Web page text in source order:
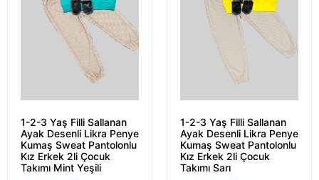
1-2-3 Yaş Filli Sallanan
Ayak Desenli Likra Penye
Kumaş Sweat Pantolonlu
Kız Erkek 2li Çocuk
Takımı Mint Yeşili
1-2-3 Yaş Filli Sallanan
Ayak Desenli Likra Penye
Kumaş Sweat Pantolonlu
Kız Erkek 2li Çocuk
Takımı Sarı